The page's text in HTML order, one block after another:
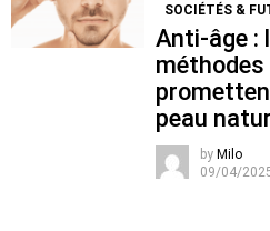
SOCIÉTÉS &
Anti-âge :
peau
by Milo
09/04/